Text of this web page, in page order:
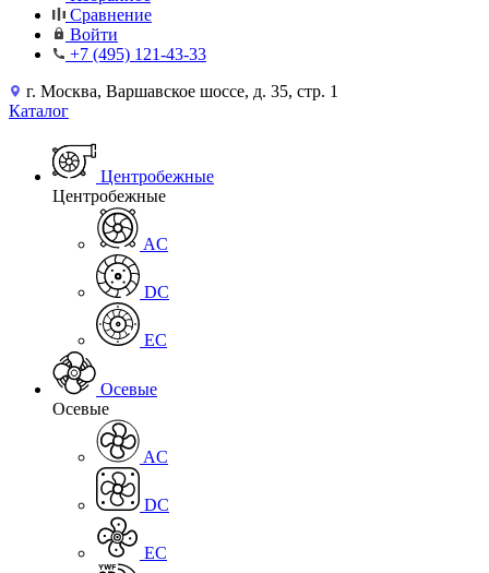
Сравнение
Войти
+7 (495) 121-43-33
г. Москва, Варшавское шоссе, д. 35, стр. 1
Каталог
Центробежные
Центробежные
AC
DC
EC
Осевые
Осевые
AC
DC
EC